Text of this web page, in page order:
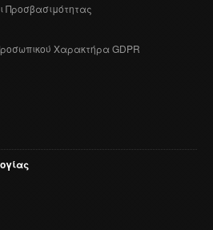
Προσβασιμότητας
Χαρακτήρα GDPR